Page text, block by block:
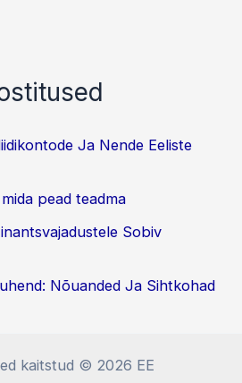
Ja Nende Eeliste
pead teadma
Sobiv
Nõuanded Ja Sihtkohad
kaitstud © 2026 EE